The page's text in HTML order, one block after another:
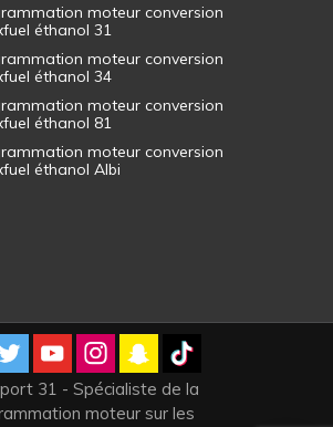
moteur conversion
éthanol 31
moteur conversion
éthanol 34
moteur conversion
éthanol 81
moteur conversion
éthanol Albi
31 - Spécialiste de la
moteur sur les